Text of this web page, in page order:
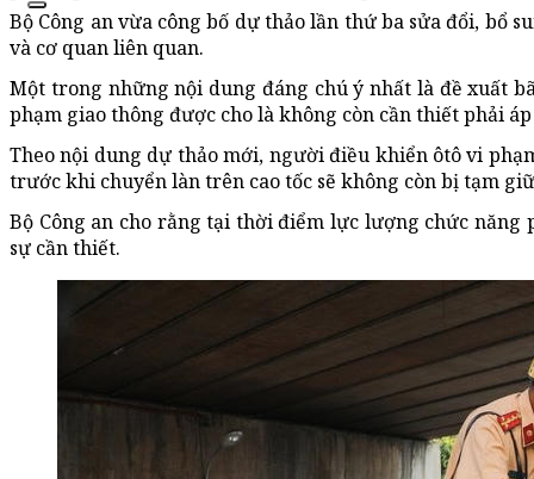
Bộ Công an vừa công bố dự thảo lần thứ ba sửa đổi, bổ
và cơ quan liên quan.
Một trong những nội dung đáng chú ý nhất là đề xuất
phạm giao thông được cho là không còn cần thiết phải
Theo nội dung dự thảo mới, người điều khiển ôtô vi
trước khi chuyển làn trên cao tốc sẽ không còn bị tạm
Bộ Công an cho rằng tại thời điểm lực lượng chức
sự cần thiết.